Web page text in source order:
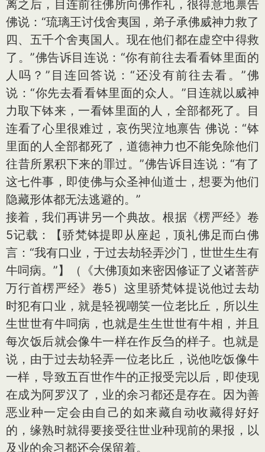
离之后，目连前往佛所向佛作礼，很得意地禀告
佛说：“琉璃王讨伐舍夷国，弟子承佛威神力救了
四、五千个舍夷国人。现在他们都在虚空中得救
了。”佛告诉目连说：“你有前往去看看钵里面的
人吗？”目连回答说：“还没有前往去看。”佛
说：“你先去看看钵里面的众人。”目连就以威神
力取下钵来，一看钵里面的人，全部都死了。目
连看了心里很难过，哀伤哭泣地禀告 佛说：“钵
里面的人全部都死了，道德神力也不能免除他们
往昔所累积下来的罪过。”佛告诉目连说：“有了
这七件事，即使佛与众圣神仙道士，想要为他们
隐藏形体都无法逃避的。”
接着，我们再讲另一个典故。根据《楞严经》卷
5记载：【骄梵钵提即从座起，顶礼佛足而白佛
言：“我有口业，于过去劫轻弄沙门，世世生生有
牛呞病。”】（《大佛顶如来密因修证了义诸菩萨
万行首楞严经》卷5）这里骄梵钵提说他过去劫
时犯有口业，就是轻视嘲笑一位老比丘，所以生
生世世有牛呞病，也就是生生世世有牛相，并且
每次饭后就会像牛一样在作反刍的样子。也就是
说，由于过去劫轻弄一位老比丘，说他吃饭像牛
一样，导致五百世作牛的正报受完以后，即使现
在成为阿罗汉了，业的余习都还是存在。因为善
恶业种一定会由自己的如来藏自动收藏得好好
的，缘熟时就得要接受往世业种现前的果报，以
及业的余习都还会保留着。